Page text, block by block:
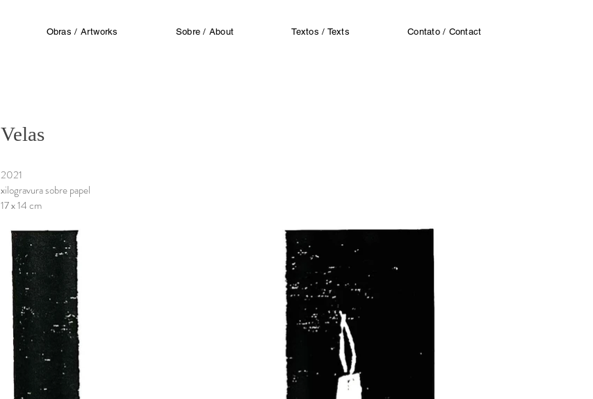
Obras / Artworks Sobre / About Textos / Texts Contato / Contact
Velas
2021
xilogravura sobre papel
17 x 14 cm